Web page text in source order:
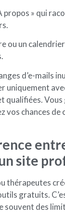
propos » qui
ou un
d’e-mails
uniquement
qualifiées. Vous
vos chances de
site
thérapeutes
gratuits.
souvent des